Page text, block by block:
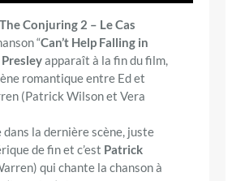
The Conjuring 2 – Le Cas
“Can’t Help Falling in
Presleyapparaît à la fin du film,
romantique entre Ed et
(Patrick Wilson et Vera
dans la dernière scène, juste
de fin et c’est Patrick
qui chante la chanson à